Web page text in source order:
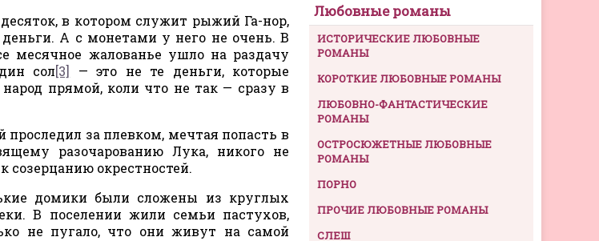
в котором служит рыжий Га-нор,
А с монетами у него не очень. В
месячное жалованье ушло на раздачу
сол[3] — это не те деньги, которые
народ прямой, коли что не так — сразу в
за плевком, мечтая попасть в
разочарованию Лука, никого не
созерцанию окрестностей.
домики были сложены из круглых
В поселении жили семьи пастухов,
не пугало, что они живут на самой
Любовные романы
ИСТОРИЧЕСКИЕ ЛЮБОВНЫЕ
РОМАНЫ
КОРОТКИЕ ЛЮБОВНЫЕ РОМАНЫ
ЛЮБОВНО-ФАНТАСТИЧЕСКИЕ
РОМАНЫ
ОСТРОСЮЖЕТНЫЕ ЛЮБОВНЫЕ
РОМАНЫ
ПОРНО
ПРОЧИЕ ЛЮБОВНЫЕ РОМАНЫ
СЛЕШ